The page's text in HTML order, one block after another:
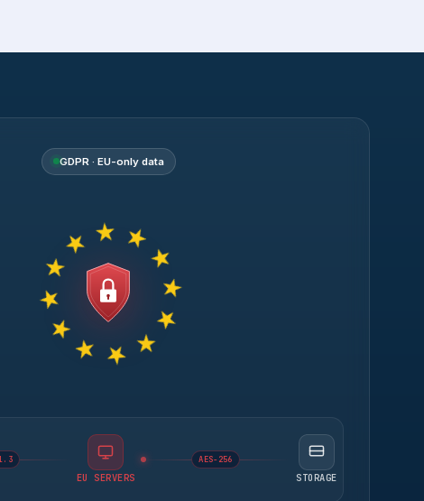
GDPR · EU-only data
EU SERVERS
AES-256
STORAGE